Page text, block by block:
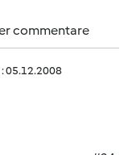
commentare
05.12.2008